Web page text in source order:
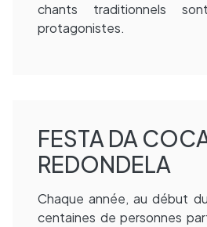
chants traditionnels
protagonistes.
FESTA DA
REDONDELA
Chaque année, au début
centaines de personnes